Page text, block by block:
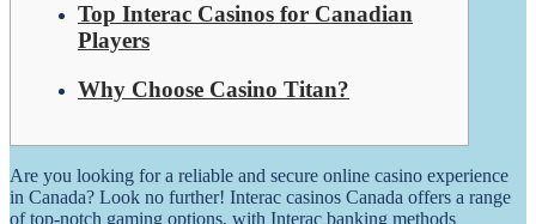
Top Interac Casinos for Canadian
Players
Why Choose Casino Titan?
Are you looking for a reliable and secure online casino experience
in Canada? Look no further! Interac casinos Canada offers a range
of top-notch gaming options, with Interac banking methods